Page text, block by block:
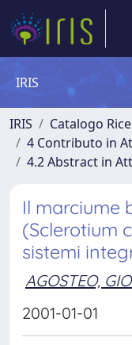
IRIS
IRIS
Catalogo
4 Contributo in
4.2 Abstract in
Il marciume
(Sclerotium
sistemi
AGOSTEO,
2001-01-01